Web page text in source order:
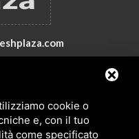
cookie o
e, con il tuo
come specificato